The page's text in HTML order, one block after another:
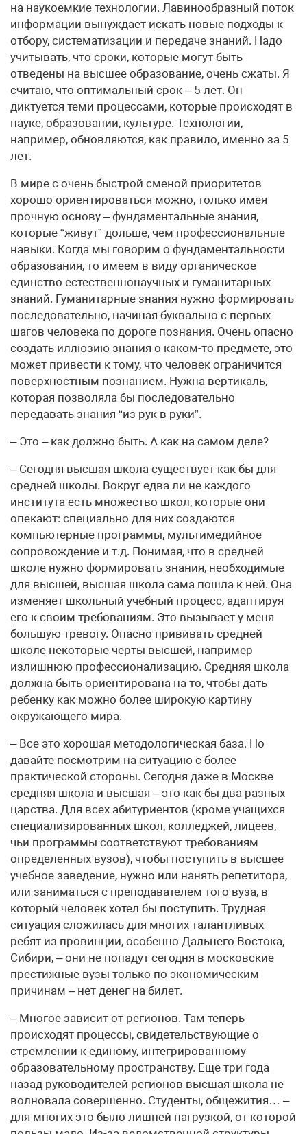
на наукоемкие технологии. Лавинообразный поток
информации вынуждает искать новые подходы к
отбору, систематизации и передаче знаний. Надо
учитывать, что сроки, которые могут быть
отведены на высшее образование, очень сжаты. Я
считаю, что оптимальный срок – 5 лет. Он
диктуется теми процессами, которые происходят в
науке, образовании, культуре. Технологии,
например, обновляются, как правило, именно за 5
лет.
В мире с очень быстрой сменой приоритетов
хорошо ориентироваться можно, только имея
прочную основу – фундаментальные знания,
которые “живут” дольше, чем профессиональные
навыки. Когда мы говорим о фундаментальности
образования, то имеем в виду органическое
единство естественнонаучных и гуманитарных
знаний. Гуманитарные знания нужно формировать
последовательно, начиная буквально с первых
шагов человека по дороге познания. Очень опасно
создать иллюзию знания о каком-то предмете, это
может привести к тому, что человек ограничится
поверхностным познанием. Нужна вертикаль,
которая позволяла бы последовательно
передавать знания “из рук в руки”.
– Это – как должно быть. А как на самом деле?
– Сегодня высшая школа существует как бы для
средней школы. Вокруг едва ли не каждого
института есть множество школ, которые они
опекают: специально для них создаются
компьютерные программы, мультимедийное
сопровождение и т.д. Понимая, что в средней
школе нужно формировать знания, необходимые
для высшей, высшая школа сама пошла к ней. Она
изменяет школьный учебный процесс, адаптируя
его к своим требованиям. Это вызывает у меня
большую тревогу. Опасно прививать средней
школе некоторые черты высшей, например
излишнюю профессионализацию. Средняя школа
должна быть ориентирована на то, чтобы дать
ребенку как можно более широкую картину
окружающего мира.
– Все это хорошая методологическая база. Но
давайте посмотрим на ситуацию с более
практической стороны. Сегодня даже в Москве
средняя школа и высшая – это как бы два разных
царства. Для всех абитуриентов (кроме учащихся
специализированных школ, колледжей, лицеев,
чьи программы соответствуют требованиям
определенных вузов), чтобы поступить в высшее
учебное заведение, нужно или нанять репетитора,
или заниматься с преподавателем того вуза, в
который человек хотел бы поступить. Трудная
ситуация сложилась для многих талантливых
ребят из провинции, особенно Дальнего Востока,
Сибири, – они не попадут сегодня в московские
престижные вузы только по экономическим
причинам – нет денег на билет.
– Многое зависит от регионов. Там теперь
происходят процессы, свидетельствующие о
стремлении к единому, интегрированному
образовательному пространству. Еще три года
назад руководителей регионов высшая школа не
волновала совершенно. Студенты, общежития… –
для многих это было лишней нагрузкой, от которой